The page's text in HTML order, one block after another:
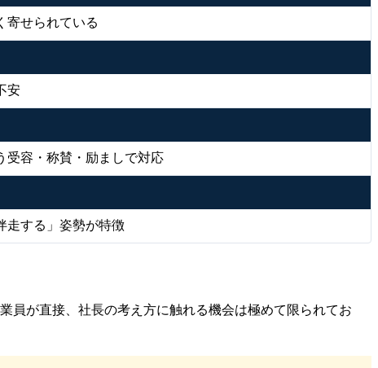
寄せられている
安
受容・称賛・励ましで対応
走する」姿勢が特徴
員が直接、社長の考え方に触れる機会は極めて限られてお